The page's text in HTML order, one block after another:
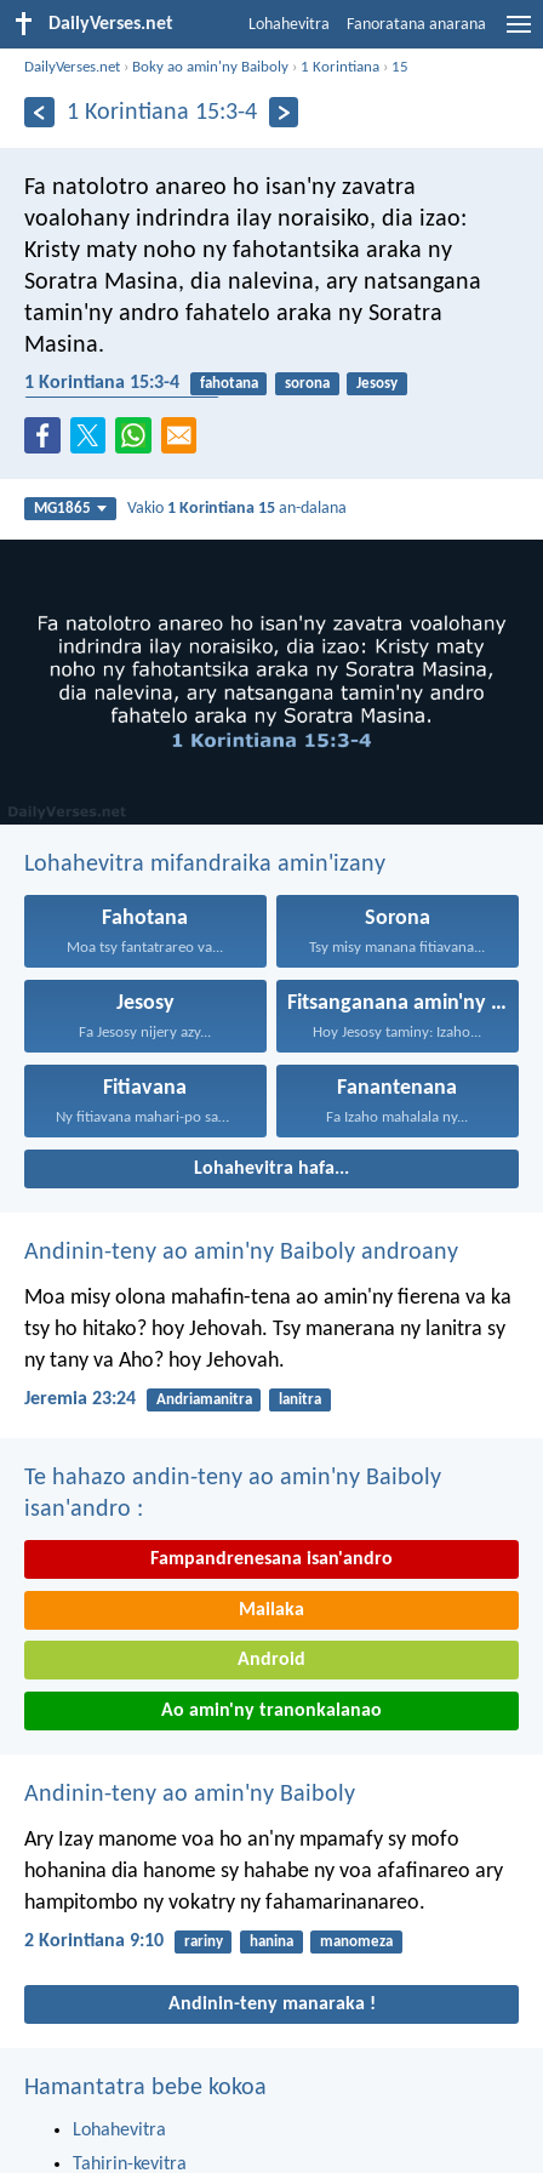
DailyVerses.net Lohahevitra Fanoratana anarana
DailyVerses.net › Boky ao amin'ny Baiboly › 1 Korintiana › 15
1 Korintiana 15:3-4
Fa natolotro anareo ho isan'ny zavatra
voalohany indrindra ilay noraisiko, dia izao:
Kristy maty noho ny fahotantsika araka ny
Soratra Masina, dia nalevina, ary natsangana
tamin'ny andro fahatelo araka ny Soratra
Masina.
1 Korintiana 15:3-4 fahotana sorona
Jesosy
MG1865 Vakio 1 Korintiana 15 an-dalana
Lohahevitra mifandraika amin'izany
Fahotana
Moa tsy fantatrareo va...
Sorona
Tsy misy manana fitiavana...
Jesosy
Fa Jesosy nijery azy...
Fitsanganana amin'ny maty
Hoy Jesosy taminy: Izaho...
Fitiavana
Ny fitiavana mahari-po sady...
Fanantenana
Fa Izaho mahalala ny...
Lohahevitra hafa...
Andinin-teny ao amin'ny Baiboly androany
Moa misy olona mahafin-tena ao amin'ny fierena va ka
tsy ho hitako? hoy Jehovah. Tsy manerana ny lanitra sy
ny tany va Aho? hoy Jehovah.
Jeremia 23:24 Andriamanitra lanitra
Te hahazo andin-teny ao amin'ny Baiboly
isan'andro :
Fampandrenesana isan'andro
Mailaka
Android
Ao amin'ny tranonkalanao
Andinin-teny ao amin'ny Baiboly
Ary Izay manome voa ho an'ny mpamafy sy mofo
hohanina dia hanome sy hahabe ny voa afafinareo ary
hampitombo ny vokatry ny fahamarinanareo.
2 Korintiana 9:10 rariny hanina manomeza
Andinin-teny manaraka !
Hamantatra bebe kokoa
Lohahevitra
Tahirin-kevitra